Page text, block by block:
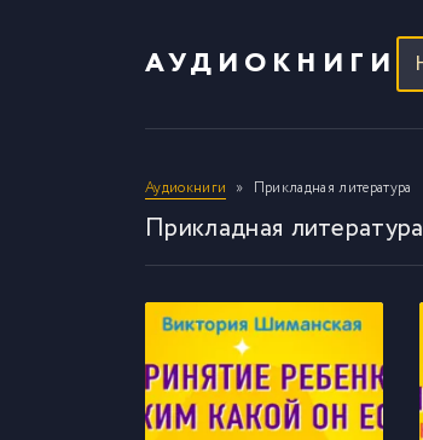
АУДИОКНИГИ
Аудиокниги Прикладная литература
Прикладная литература